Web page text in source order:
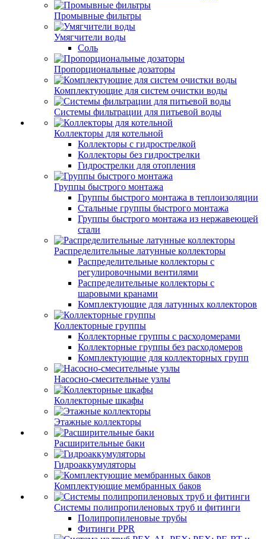
Промывные фильтры
Умягчители воды
Соль
Пропорциональные дозаторы
Комплектующие для систем очистки воды
Системы фильтрации для питьевой воды
Коллекторы для котельной
Коллекторы с гидрострелкой
Коллекторы без гидрострелки
Гидрострелки для отопления
Группы быстрого монтажа
Группы быстрого монтажа в теплоизоляции
Стальные группы быстрого монтажа
Группы быстрого монтажа из нержавеющей
стали
Распределительные латунные коллекторы
Распределительные коллекторы с
регулировочными вентилями
Распределительные коллекторы с
шаровыми кранами
Комплектующие для латунных коллекторов
Коллекторные группы
Коллекторные группы с расходомерами
Коллекторные группы без расходомеров
Комплектующие для коллекторных групп
Насосно-смесительные узлы
Коллекторные шкафы
Этажные коллекторы
Расширительные баки
Гидроаккумуляторы
Комплектующие мембранных баков
Системы полипропиленовых труб и фитинги
Полипропиленовые трубы
Фитинги PPR